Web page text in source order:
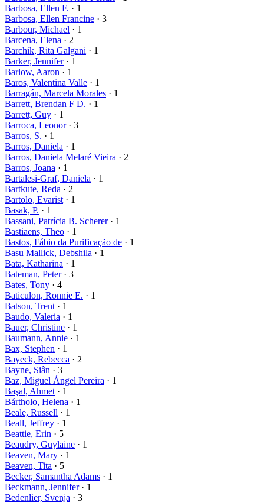
Barbosa, Ellen F. · 1
Barbosa, Ellen Francine · 3
Barbour, Michael · 1
Barcena, Elena · 2
Barchik, Rita Galgani · 1
Barker, Jennifer· 1
Barlow, Aaron · 1
Baros, Valentina Valle · 1
Barragán, Marcela Morales · 1
Barrett, Brendan F D. · 1
Barrett, Guy · 1
Barroca, Leonor· 3
Barros, S. · 1
Barros, Daniela · 1
Barros, Daniela Melaré Vieira · 2
Barros, Joana · 1
Bartalesi-Graf, Daniela · 1
Bartkute, Reda · 2
Bartolo, Evarist · 1
Basak, P. · 1
Bassani, Patrícia B. Scherer· 1
Bastiaens, Theo · 1
Bastos, Fábio da Purificação de · 1
Basu Mallick, Debshila · 1
Bata, Katharina · 1
Bateman, Peter· 3
Bates, Tony · 4
Baticulon, Ronnie E. · 1
Batson, Trent · 1
Baudo, Valeria · 1
Bauer, Christine · 1
Baumann, Annie · 1
Bax, Stephen · 1
Bayeck, Rebecca · 2
Bayne, Siân · 3
Baz, Miguel Ángel Pereira · 1
Başal, Ahmet · 1
Bártholo, Helena · 1
Beale, Russell · 1
Beall, Jeffrey · 1
Beattie, Erin · 5
Beaudry, Guylaine · 1
Beaven, Mary · 1
Beaven, Tita · 5
Becker, Samantha Adams · 1
Beckmann, Jennifer· 1
Bedenlier, Svenja · 3